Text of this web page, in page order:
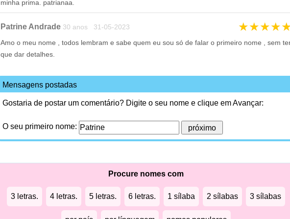
minha prima. patrianaa.
Patrine Andrade30 anos 31-05-2023 ★★★★
Amo o meu nome , todos lembram e sabe quem eu sou só de falar o primeiro nome , sem
que dar detalhes.
Mensagens postadas
Gostaria de postar um comentário? Digite o seu nome e clique em Avançar:
O seu primeiro nome:
Procure nomes com
3 letras. 4 letras. 5 letras. 6 letras. 1 sílaba 2 sílabas 3 sílabas